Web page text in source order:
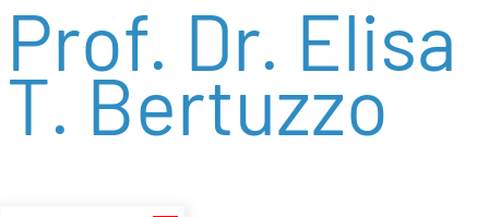
Prof. Dr. Elisa
T. Bertuzzo